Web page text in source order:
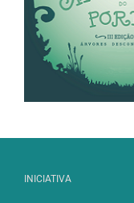
INICIATIVA